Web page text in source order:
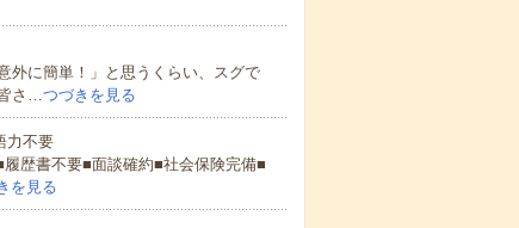
に簡単！」と思うくらい、スグで
さ…つづきを見る
力不要
歴書不要■面談確約■社会保険完備■
を見る